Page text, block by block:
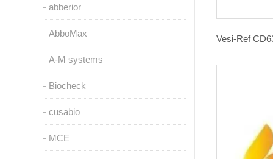
abberior
AbboMax
A-M systems
Biocheck
cusabio
MCE